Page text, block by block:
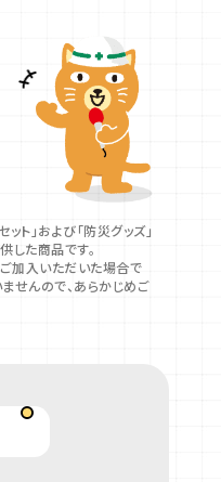
ト」​および​「防災グッズ」
した​商品です。​
加入いただいた​場合で
せんので、​あらかじめご